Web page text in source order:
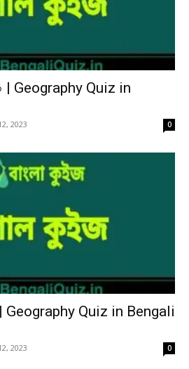
| Geography Quiz in
2023 0
Geography Quiz in Bengali
2023 0